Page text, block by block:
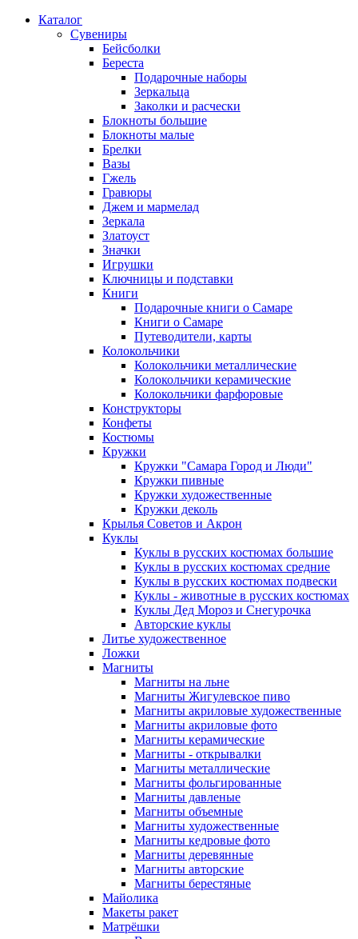
Каталог
Сувениры
Бейсболки
Береста
Подарочные наборы
Зеркальца
Заколки и расчески
Блокноты большие
Блокноты малые
Брелки
Вазы
Гжель
Гравюры
Джем и мармелад
Зеркала
Златоуст
Значки
Игрушки
Ключницы и подставки
Книги
Подарочные книги о Самаре
Книги о Самаре
Путеводители, карты
Колокольчики
Колокольчики металлические
Колокольчики керамические
Колокольчики фарфоровые
Конструкторы
Конфеты
Костюмы
Кружки
Кружки "Самара Город и Люди"
Кружки пивные
Кружки художественные
Кружки деколь
Крылья Советов и Акрон
Куклы
Куклы в русских костюмах большие
Куклы в русских костюмах средние
Куклы в русских костюмах подвески
Куклы - животные в русских костюмах
Куклы Дед Мороз и Снегурочка
Авторские куклы
Литье художественное
Ложки
Магниты
Магниты на льне
Магниты Жигулевское пиво
Магниты акриловые художественные
Магниты акриловые фото
Магниты керамические
Магниты - открывалки
Магниты металлические
Магниты фольгированные
Магниты давленые
Магниты объемные
Магниты художественные
Магниты кедровые фото
Магниты деревянные
Магниты авторские
Магниты берестяные
Майолика
Макеты ракет
Матрёшки